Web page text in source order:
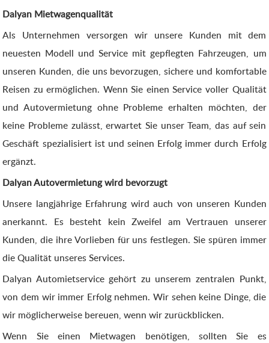
Dalyan Mietwagenqualität
Als Unternehmen versorgen wir unsere Kunden mit dem
neuesten Modell und Service mit gepflegten Fahrzeugen, um
unseren Kunden, die uns bevorzugen, sichere und komfortable
Reisen zu ermöglichen. Wenn Sie einen Service voller Qualität
und Autovermietung ohne Probleme erhalten möchten, der
keine Probleme zulässt, erwartet Sie unser Team, das auf sein
Geschäft spezialisiert ist und seinen Erfolg immer durch Erfolg
ergänzt.
Dalyan Autovermietung wird bevorzugt
Unsere langjährige Erfahrung wird auch von unseren Kunden
anerkannt. Es besteht kein Zweifel am Vertrauen unserer
Kunden, die ihre Vorlieben für uns festlegen. Sie spüren immer
die Qualität unseres Services.
Dalyan Automietservice gehört zu unserem zentralen Punkt,
von dem wir immer Erfolg nehmen. Wir sehen keine Dinge, die
wir möglicherweise bereuen, wenn wir zurückblicken.
Wenn Sie einen Mietwagen benötigen, sollten Sie es